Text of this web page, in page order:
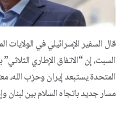
قال السفير الإسرائيلي في الولايات
السبت، إن “الاتفاق الإطاري
المتحدة يستبعد إيران وحزب الله،
مسار جديد باتجاه السلام بين لبنان